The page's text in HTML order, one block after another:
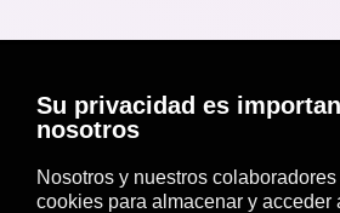
Su privacidad es
nosotros
Nosotros y nuestros
cookies para almacenar y acceder